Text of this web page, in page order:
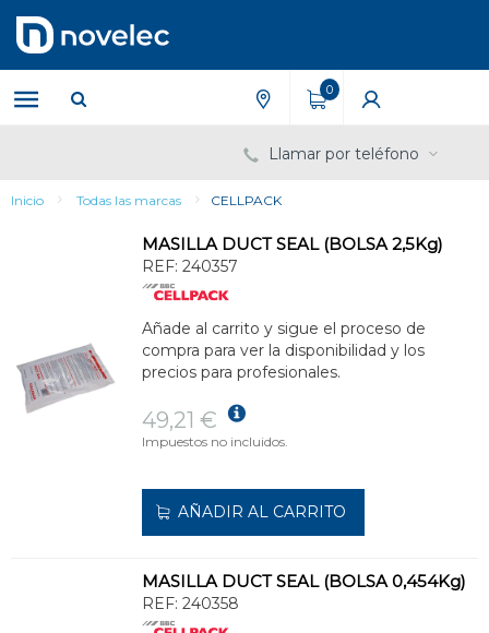
contenido
menú
de
navegación
0
Llamar por teléfono
Inicio Todas las marcas CELLPACK
MASILLA DUCT SEAL (BOLSA 2,5Kg)
REF: 240357
Añade al carrito y sigue el proceso de
compra para ver la disponibilidad y los
precios para profesionales.
49,21 €
Impuestos no incluidos.
AÑADIR AL CARRITO
MASILLA DUCT SEAL (BOLSA 0,454Kg)
REF: 240358